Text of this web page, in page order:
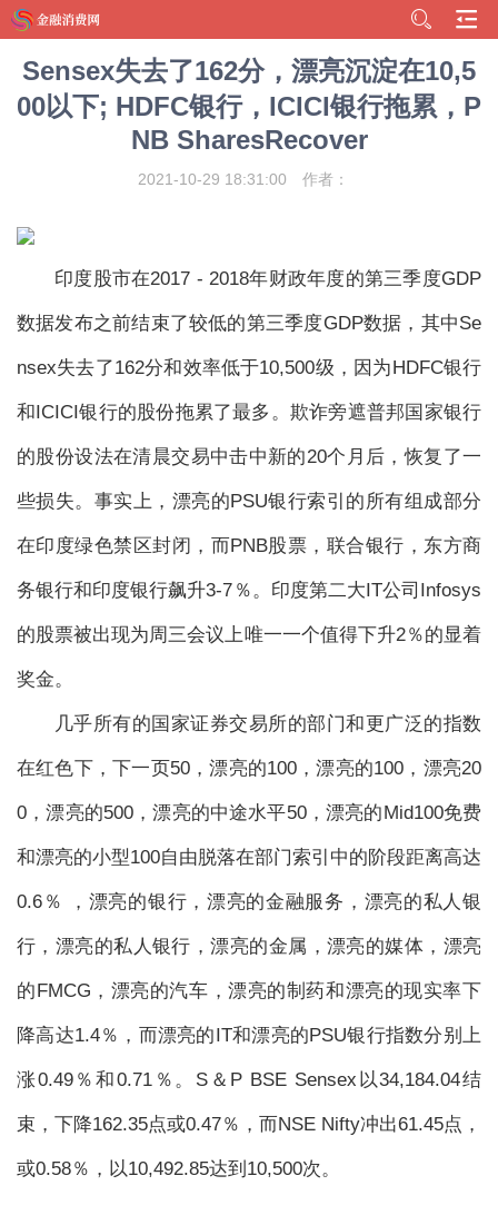
Sensex失去了162分，漂亮沉淀在10,5
00以下; HDFC银行，ICICI银行拖累，P
NB SharesRecover
2021-10-29 18:31:00 作者：
印度股市在2017 - 2018年财政年度的第三季度GDP
数据发布之前结束了较低的第三季度GDP数据，其中Se
nsex失去了162分和效率低于10,500级，因为HDFC银行
和ICICI银行的股份拖累了最多。欺诈旁遮普邦国家银行
的股份设法在清晨交易中击中新的20个月后，恢复了一
些损失。事实上，漂亮的PSU银行索引的所有组成部分
在印度绿色禁区封闭，而PNB股票，联合银行，东方商
务银行和印度银行飙升3-7％。印度第二大IT公司Infosys
的股票被出现为周三会议上唯一一个值得下升2％的显着
奖金。
几乎所有的国家证券交易所的部门和更广泛的指数
在红色下，下一页50，漂亮的100，漂亮的100，漂亮20
0，漂亮的500，漂亮的中途水平50，漂亮的Mid100免费
和漂亮的小型100自由脱落在部门索引中的阶段距离高达
0.6％ ，漂亮的银行，漂亮的金融服务，漂亮的私人银
行，漂亮的私人银行，漂亮的金属，漂亮的媒体，漂亮
的FMCG，漂亮的汽车，漂亮的制药和漂亮的现实率下
降高达1.4％，而漂亮的IT和漂亮的PSU银行指数分别上
涨0.49％和0.71％。S＆P BSE Sensex以34,184.04结
束，下降162.35点或0.47％，而NSE Nifty冲出61.45点，
或0.58％，以10,492.85达到10,500次。